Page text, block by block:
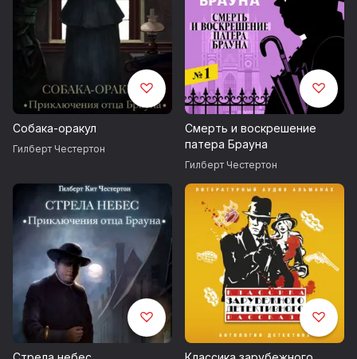
Собака-оракул
Гилберт Честертон
Смерть и воскрешение
патера Брауна
Гилберт Честертон